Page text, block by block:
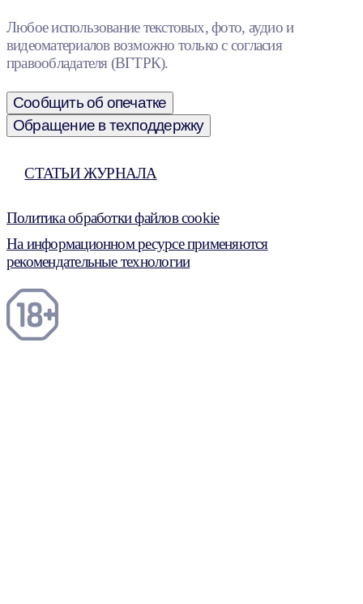
Любое использование текстовых, фото, аудио и
видеоматериалов возможно только с согласия
правообладателя (ВГТРК).
Сообщить об опечатке
Обращение в техподдержку
СТАТЬИ ЖУРНАЛА
Политика обработки файлов cookie
На информационном ресурсе применяются
рекомендательные технологии